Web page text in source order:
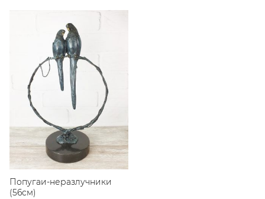
Попугаи-неразлучники
(56см)